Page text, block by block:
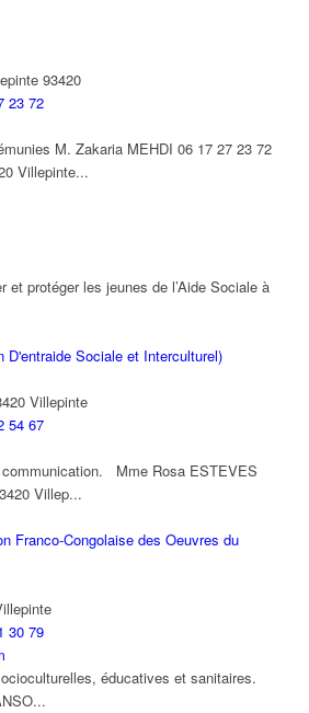
93420
23 72
M. Zakaria MEHDI 06 17 27 23 72
Villepinte...
et protéger les jeunes de l’Aide Sociale à
Sociale et Interculturel)
Villepinte
54 67
Mme Rosa ESTEVES
Villep...
Franco-Congolaise des Oeuvres du
30 79
éducatives et sanitaires.